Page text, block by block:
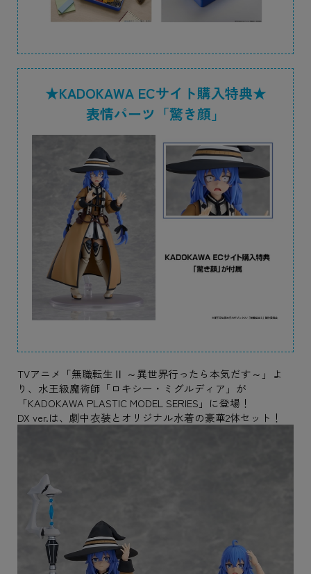
★KADOKAWA ECサイト購入特典★
表情パーツ「驚き顔」
TVアニメ「無職転生Ⅱ ～異世界行ったら本気だす～」よ
り、水王級魔術師「ロキシー・ミグルディア」が
「KADOKAWA PLASTIC MODEL SERIES」に登場！
DX ver.は、劇中衣装とオリジナル水着の豪華2体セット！